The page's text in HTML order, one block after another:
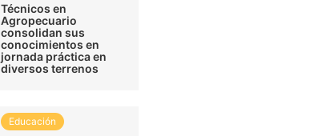
Técnicos en
Agropecuario
consolidan sus
conocimientos en
jornada práctica en
diversos terrenos
Educación